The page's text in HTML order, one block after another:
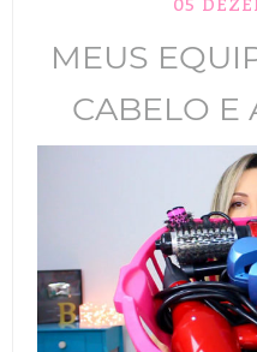
05
MEUS
CABELO E